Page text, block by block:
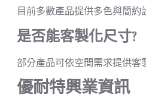
目前多數產品提供多色與簡約
是否能客製化尺寸?
部分產品可依空間需求提供客
優耐特興業資訊